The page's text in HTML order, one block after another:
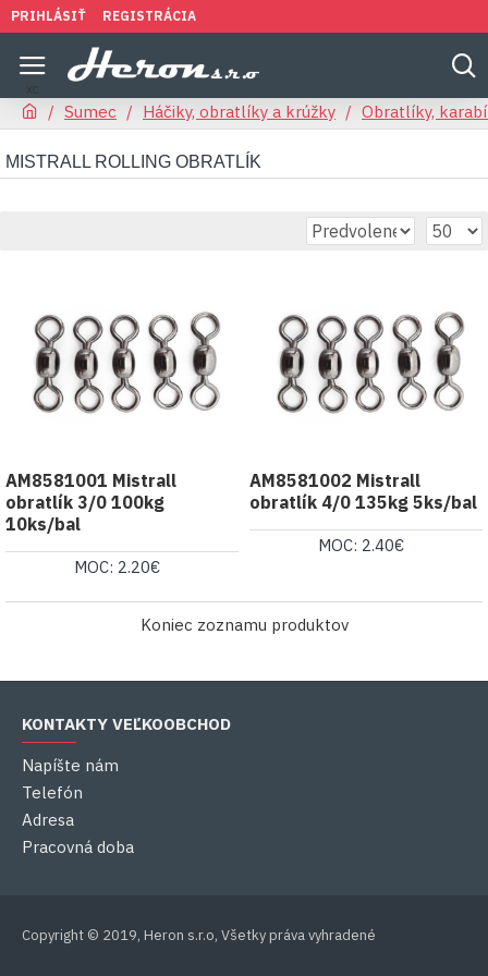
PRIHLÁSIŤ REGISTRÁCIA
Sumec Háčiky, obratlíky a krúžky Obratlíky,
MISTRALL ROLLING OBRATLÍK
AM8581001 Mistrall
obratlík 3/0 100kg
10ks/bal
MOC: 2.20€
AM8581002 Mistrall
obratlík 4/0 135kg 5ks/bal
MOC: 2.40€
Koniec zoznamu produktov
KONTAKTY VEĽKOOBCHOD
Napíšte nám
Telefón
Adresa
Pracovná doba
Copyright © 2019, Heron s.r.o, Všetky práva vyhradené